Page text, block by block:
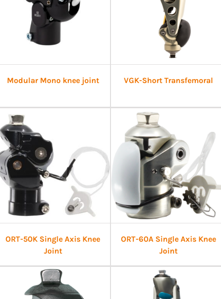
Modular Mono knee joint VGK-Short Transfemoral
ORT-50K Single Axis Knee
Joint
ORT-60A Single Axis Knee
Joint